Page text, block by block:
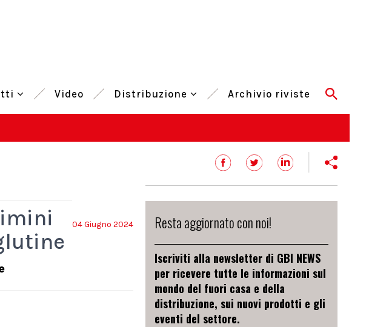
Video Distribuzione Archivio riviste
04 Giugno 2024 Resta aggiornato con noi!
Iscriviti alla newsletter di GBI NEWS
per ricevere tutte le informazioni sul
mondo del fuori casa e della
distribuzione, sui nuovi prodotti e gli
eventi del settore.